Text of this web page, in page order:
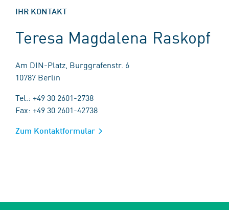
IHR KONTAKT
Teresa Magdalena Raskopf
Am DIN-Platz, Burggrafenstr. 6
10787 Berlin
Tel.: +49 30 2601-2738
Fax: +49 30 2601-42738
Zum Kontaktformular